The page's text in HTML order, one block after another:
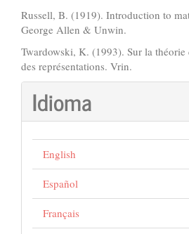
Russell, B. (1919). Introduction to
George Allen & Unwin.
Twardowski, K. (1993). Sur la théorie
des représentations. Vrin.
Idioma
English
Español
Français